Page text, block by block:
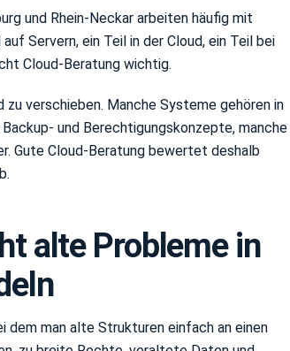
und Rhein-Neckar arbeiten häufig mit
Servern, ein Teil in der Cloud, ein Teil bei
Cloud-Beratung wichtig.
zu verschieben. Manche Systeme gehören in
und Berechtigungskonzepte, manche
Gute Cloud-Beratung bewertet deshalb
alte Probleme in
dem man alte Strukturen einfach an einen